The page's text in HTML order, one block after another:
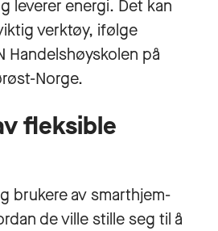
leverer energi. Det kan
verktøy, ifølge
Handelshøyskolen på
Norge.
fleksible
brukere av smarthjem-
de ville stille seg til å